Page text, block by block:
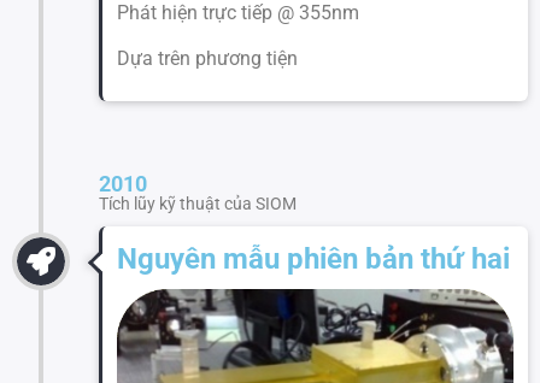
Phát hiện trực tiếp @ 355nm
Dựa trên phương tiện
2010
Tích lũy kỹ thuật của SIOM
Nguyên mẫu phiên bản thứ hai